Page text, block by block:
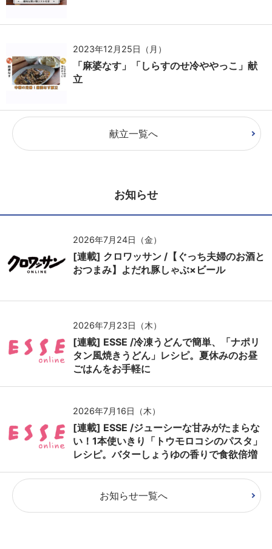
2023年12月25日（月）
「麻婆なす」「しらすのせ冷ややっこ」献
立
献立一覧へ
お知らせ
2026年7月24日（金）
[連載] クロワッサン /【ぐっち夫婦のお酒と
おつまみ】よだれ豚しゃぶ×ビール
2026年7月23日（木）
[連載] ESSE /冷凍うどんで簡単、「ナポリ
タン風焼きうどん」レシピ。夏休みのお昼
ごはんをお手軽に
2026年7月16日（木）
[連載] ESSE /ジューシーな甘みがたまらな
い！1本使いきり「トウモロコシのパスタ」
レシピ。バターしょうゆの香りで食欲倍増
お知らせ一覧へ